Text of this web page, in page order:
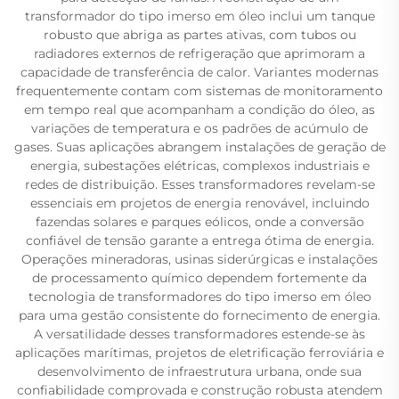
transformador do tipo imerso em óleo inclui um tanque
robusto que abriga as partes ativas, com tubos ou
radiadores externos de refrigeração que aprimoram a
capacidade de transferência de calor. Variantes modernas
frequentemente contam com sistemas de monitoramento
em tempo real que acompanham a condição do óleo, as
variações de temperatura e os padrões de acúmulo de
gases. Suas aplicações abrangem instalações de geração de
energia, subestações elétricas, complexos industriais e
redes de distribuição. Esses transformadores revelam-se
essenciais em projetos de energia renovável, incluindo
fazendas solares e parques eólicos, onde a conversão
confiável de tensão garante a entrega ótima de energia.
Operações mineradoras, usinas siderúrgicas e instalações
de processamento químico dependem fortemente da
tecnologia de transformadores do tipo imerso em óleo
para uma gestão consistente do fornecimento de energia.
A versatilidade desses transformadores estende-se às
aplicações marítimas, projetos de eletrificação ferroviária e
desenvolvimento de infraestrutura urbana, onde sua
confiabilidade comprovada e construção robusta atendem